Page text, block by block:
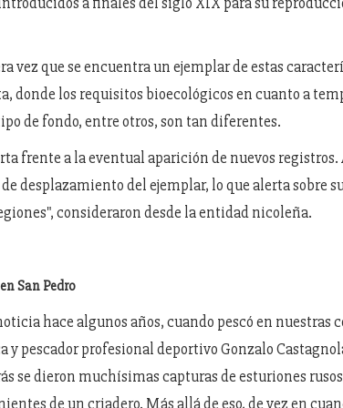
vez que se encuentra un ejemplar de estas
donde los requisitos bioecológicos en cuanto a
de fondo, entre otros, son tan diferentes.
frente a la eventual aparición de nuevos
desplazamiento del ejemplar, lo que alerta sobre
consideraron desde la entidad nicoleña.
San Pedro
hace algunos años, cuando pescó en nuestras
y pescador profesional deportivo Gonzalo
se dieron muchísimas capturas de esturiones